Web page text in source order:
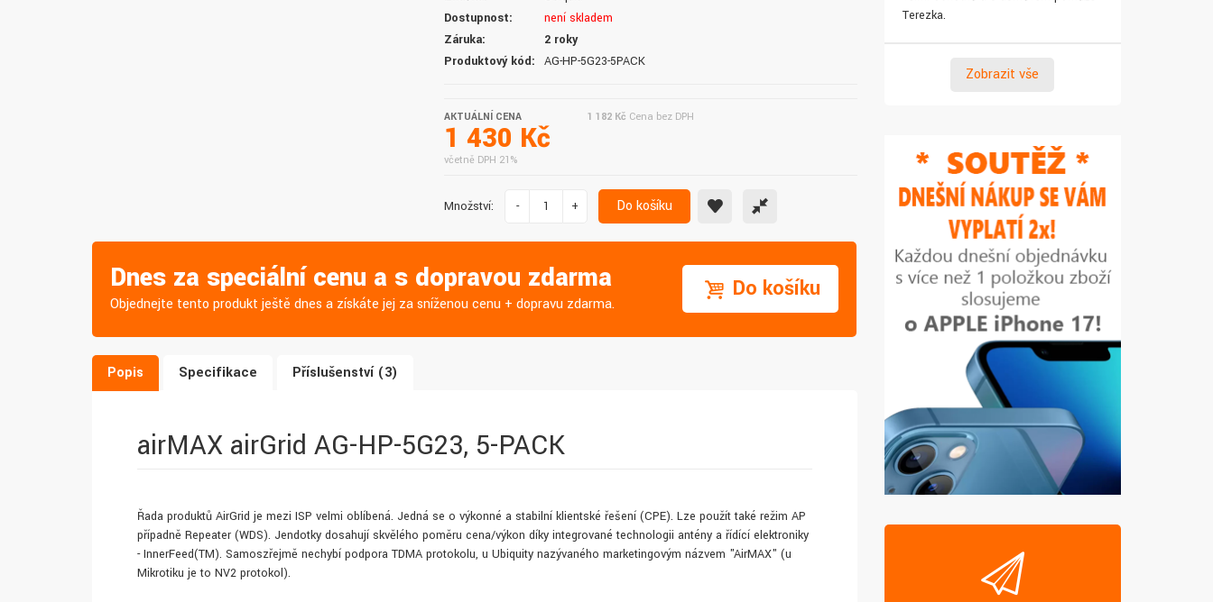
Dostupnost:
není skladem
Záruka:
2 roky
Produktový kód:
AG-HP-5G23-5PACK
AKTUÁLNÍ CENA
1 430 Kč
včetně DPH 21%
1 182 Kč Cena bez DPH
Množství: - + Do košíku
Dnes za speciální cenu a s dopravou zdarma
Objednejte tento produkt ještě dnes a získáte jej za sníženou cenu + dopravu zdarma.
Do košíku
Popis Specifikace Příslušenství (3)
airMAX airGrid AG-HP-5G23, 5-PACK
Řada produktů AirGrid je mezi ISP velmi oblíbená. Jedná se o výkonné a stabilní klientské řešení (CPE). Lze použít také režim AP
případně Repeater (WDS). Jendotky dosahují skvělého poměru cena/výkon díky integrované technologii antény a řídící elektroniky
- InnerFeed(TM). Samoszřejmě nechybí podpora TDMA protokolu, u Ubiquity nazývaného marketingovým názvem "AirMAX" (u
Mikrotiku je to NV2 protokol).
Terezka.
Zobrazit vše